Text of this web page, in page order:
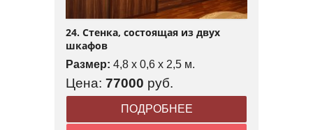
24. Стенка, состоящая из двух
шкафов
Размер: 4,8 x 0,6 x 2,5 м.
Цена: 77000 руб.
ПОДРОБНЕЕ